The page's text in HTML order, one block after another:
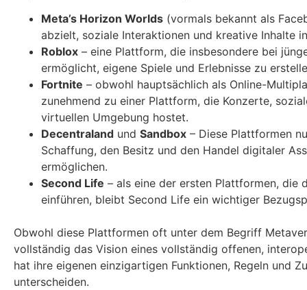
Meta’s Horizon Worlds (vormals bekannt als
abzielt, soziale Interaktionen und kreative Inhalte
Roblox – eine Plattform, die insbesondere bei
ermöglicht, eigene Spiele und Erlebnisse zu
Fortnite – obwohl hauptsächlich als Online-
zunehmend zu einer Plattform, die Konzerte,
virtuellen Umgebung hostet.
Decentraland und Sandbox – Diese Plattformen
Schaffung, den Besitz und den Handel digitaler
ermöglichen.
Second Life – als eine der ersten Plattformen, die
einführen, bleibt Second Life ein wichtiger
Obwohl diese Plattformen oft unter dem Begriff
vollständig das Vision eines vollständig offenen,
hat ihre eigenen einzigartigen Funktionen, Regeln und
unterscheiden.